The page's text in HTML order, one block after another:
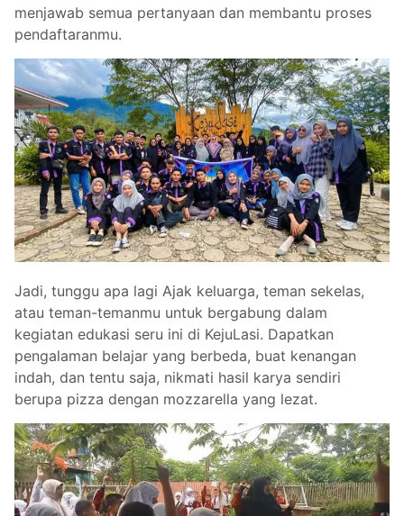
menjawab semua pertanyaan dan membantu proses
pendaftaranmu.
Jadi, tunggu apa lagi Ajak keluarga, teman sekelas,
atau teman-temanmu untuk bergabung dalam
kegiatan edukasi seru ini di KejuLasi. Dapatkan
pengalaman belajar yang berbeda, buat kenangan
indah, dan tentu saja, nikmati hasil karya sendiri
berupa pizza dengan mozzarella yang lezat.